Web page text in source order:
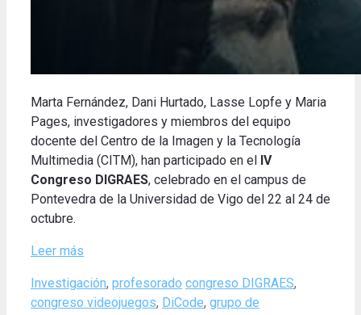
Marta Fernández, Dani Hurtado, Lasse Lopfe y Maria
Pages, investigadores y miembros del equipo
docente del Centro de la Imagen y la Tecnología
Multimedia (CITM), han participado en el
IV
Congreso DIGRAES, celebrado en el campus de
Pontevedra de la Universidad de Vigo del 22 al 24 de
octubre.
Leer más
Categories
Investigación, profesorado Tags
congreso DIGRAES,
congreso videojuegos, DiCode, grupo de